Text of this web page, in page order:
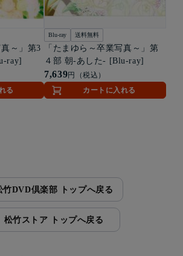
真～」第3
ray]
る
Blu-ray 送料無料
「たまゆら～卒業写真～」第
４部 朝-あした- [Blu-ray]
7,639円（税込）
カートに入れる
竹DVD倶楽部 トップへ戻る
松竹ストア トップへ戻る